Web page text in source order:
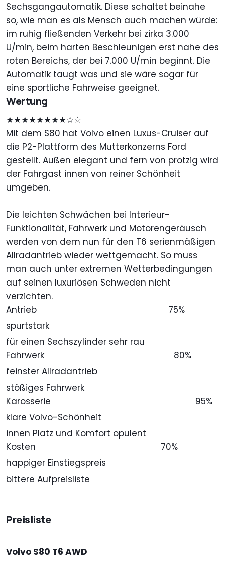
Sechsgangautomatik. Diese schaltet beinahe
so, wie man es als Mensch auch machen würde:
im ruhig fließenden Verkehr bei zirka 3.000
U/min, beim harten Beschleunigen erst nahe des
roten Bereichs, der bei 7.000 U/min beginnt. Die
Automatik taugt was und sie wäre sogar für
eine sportliche Fahrweise geeignet.
Wertung
★★★★★★★★☆☆
Mit dem S80 hat Volvo einen Luxus-Cruiser auf
die P2-Plattform des Mutterkonzerns Ford
gestellt. Außen elegant und fern von protzig wird
der Fahrgast innen von reiner Schönheit
umgeben.
Die leichten Schwächen bei Interieur-
Funktionalität, Fahrwerk und Motorengeräusch
werden von dem nun für den T6 serienmäßigen
Allradantrieb wieder wettgemacht. So muss
man auch unter extremen Wetterbedingungen
auf seinen luxuriösen Schweden nicht
verzichten.
Antrieb
75%
spurtstark
für einen Sechszylinder sehr rau
Fahrwerk
80%
feinster Allradantrieb
stößiges Fahrwerk
Karosserie
95%
klare Volvo-Schönheit
innen Platz und Komfort opulent
Kosten
70%
happiger Einstiegspreis
bittere Aufpreisliste
Preisliste
Volvo S80 T6 AWD